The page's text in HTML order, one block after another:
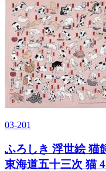
03-201
ふろしき 浮世絵 猫
東海道五十三次 猫